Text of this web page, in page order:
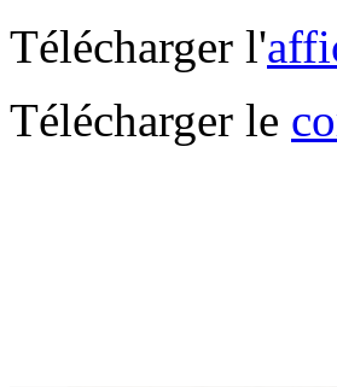
Télécharger l'
Télécharger le